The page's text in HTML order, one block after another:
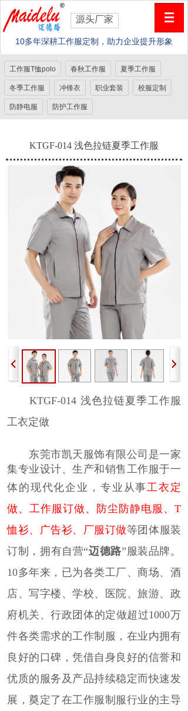
源头厂家
10多年深耕工作服定制，助力企业提升形象
工作服T恤polo 春秋工作服 夏季工作服
冬季工作服 冲锋衣 职业套装 校服定制
防静电服 防护工作服
KTGF-014 浅色拉链夏季工作服
KTGF-014 浅色拉链夏季工作服
工衣定做
东莞市凯天服饰有限公司是一家
集专业设计、生产和销售工作服于一
体的现代化企业， 专业 从事工衣定
做 、 工作服订做 、 防尘防静电服 、 T
恤衫、广告衫、厂服订做等团体服装
订制，拥有自营“迈德路”服装品牌。
10多年来，已为各类工厂、商场、酒
店、写字楼、学校、医院、旅游、政
府机关、行政团体的定做超过1000万
件各类需求的工作制服， 在业内拥有
良好的口碑，凭借自身良好的信誉和
优质的服务及产品持续稳定而快速发
展，奠定了在工作服制服行业的主导